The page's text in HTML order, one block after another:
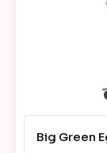
Big Green